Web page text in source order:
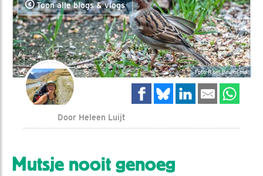
Toon alle blogs & vlogs
Foto Roel Bruinsma
Door Heleen Luijt
Mutsje nooit genoeg